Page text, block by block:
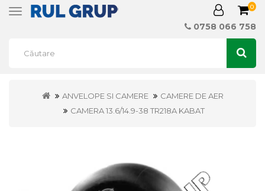
Toggle
0
0758 066 758
ANVELOPE SI CAMERE
CAMERE DE AER
CAMERA 13.6/14.9-38 TR218A KABAT